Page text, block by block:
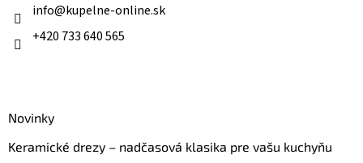
info@kupelne-online.sk
+420 733 640 565
Novinky
Keramické drezy – nadčasová klasika pre vašu kuchyňu